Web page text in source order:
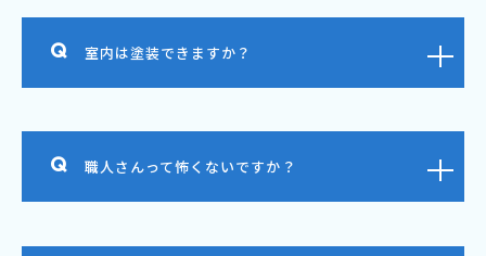
室内は塗装できますか？
職人さんって怖くないですか？